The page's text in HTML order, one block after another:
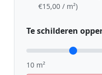
€15,00 / m²)
Te schilderen
10 m²